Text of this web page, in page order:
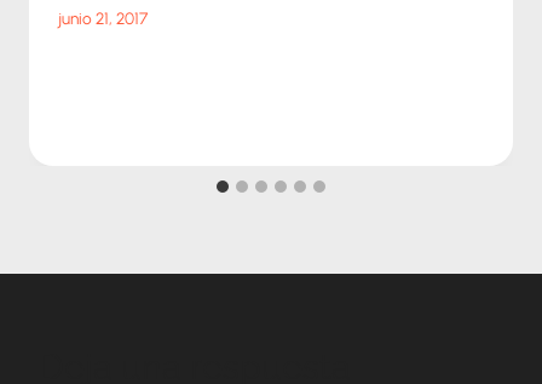
junio 21, 2017